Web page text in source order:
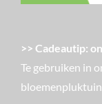
>> Cadeautip:
Te gebruiken in
bloemenpluktuin